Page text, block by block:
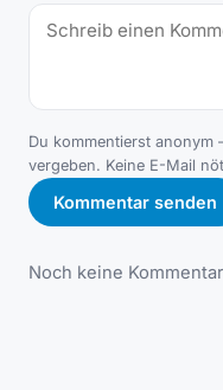
Du kommentierst
vergeben. Keine E-Mail
Kommentar senden
Noch keine